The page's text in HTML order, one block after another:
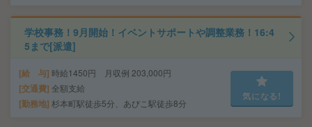
学校事務！9月開始！イベントサポートや調整業務！16:4
5まで[派遣]
給 与 時給1450円 月収例 203,000円
交通費 全額支給
勤務地 杉本町駅徒歩5分、あびこ駅徒歩8分
気になる!